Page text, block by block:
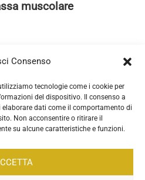
Consenso
tecnologie come i cookie per
del dispositivo. Il consenso a
dati come il comportamento di
Non acconsentire o ritirare il
su alcune caratteristiche e funzioni.